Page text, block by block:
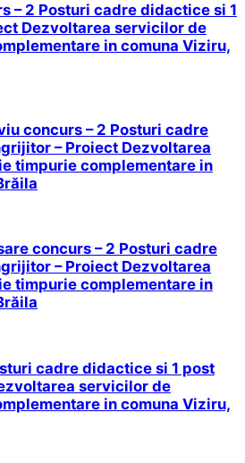
– 2 Posturi cadre didactice si 1
Dezvoltarea servicilor de
in comuna Viziru,
concurs – 2 Posturi cadre
– Proiect Dezvoltarea
timpurie complementare in
concurs – 2 Posturi cadre
– Proiect Dezvoltarea
timpurie complementare in
cadre didactice si 1 post
servicilor de
in comuna Viziru,